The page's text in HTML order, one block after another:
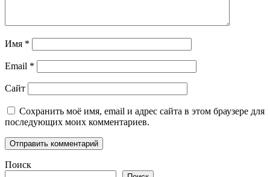
Имя *
Email *
Сайт
Сохранить моё имя, email и адрес сайта в этом браузере для
последующих моих комментариев.
Поиск